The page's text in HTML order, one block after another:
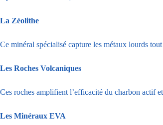
La Zéolithe
Ce minéral spécialisé capture les métaux lourds tout
Les Roches Volcaniques
Ces roches amplifient l’efficacité du charbon actif
Les Minéraux EVA